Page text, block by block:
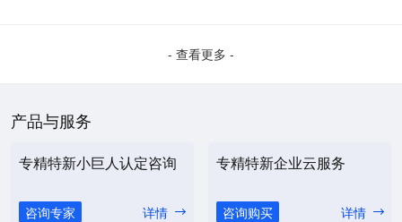
- 查看更多 -
产品与服务
专精特新小巨人认定咨询
咨询专家 详情
专精特新企业云服务
咨询购买 详情